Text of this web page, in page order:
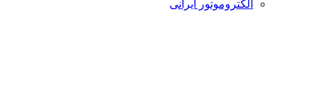
الکتروموتور ایرانی